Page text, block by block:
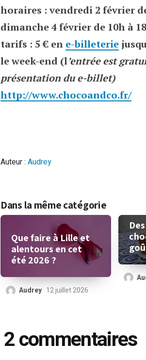
horaires : vendredi 2 février
dimanche 4 février de 10h à
tarifs : 5 € en e-billeterie
le week-end (l’entrée est
présentation du e-billet)
http://www.chocoandco.fr/
Auteur : Audrey
Dans la même catégorie
Que faire à Lille et
alentours en cet
été 2026 ?
Audrey 12 juillet 2026
2 commentaires